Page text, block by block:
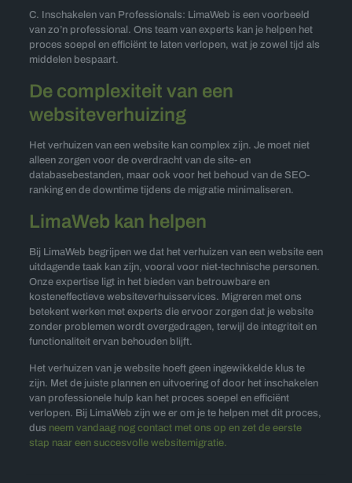
C. Inschakelen van Professionals: LimaWeb is een voorbeeld
van zo’n professional. Ons team van experts kan je helpen het
proces soepel en efficiënt te laten verlopen, wat je zowel tijd als
middelen bespaart.
De complexiteit van een
websiteverhuizing
Het verhuizen van een website kan complex zijn. Je moet niet
alleen zorgen voor de overdracht van de site- en
databasebestanden, maar ook voor het behoud van de SEO-
ranking en de downtime tijdens de migratie minimaliseren.
LimaWeb kan helpen
Bij LimaWeb begrijpen we dat het verhuizen van een website een
uitdagende taak kan zijn, vooral voor niet-technische personen.
Onze expertise ligt in het bieden van betrouwbare en
kosteneffectieve websiteverhuisservices. Migreren met ons
betekent werken met experts die ervoor zorgen dat je website
zonder problemen wordt overgedragen, terwijl de integriteit en
functionaliteit ervan behouden blijft.
Het verhuizen van je website hoeft geen ingewikkelde klus te
zijn. Met de juiste plannen en uitvoering of door het inschakelen
van professionele hulp kan het proces soepel en efficiënt
verlopen. Bij LimaWeb zijn we er om je te helpen met dit proces,
dus neem vandaag nog contact met ons op en zet de eerste
stap naar een succesvolle websitemigratie.